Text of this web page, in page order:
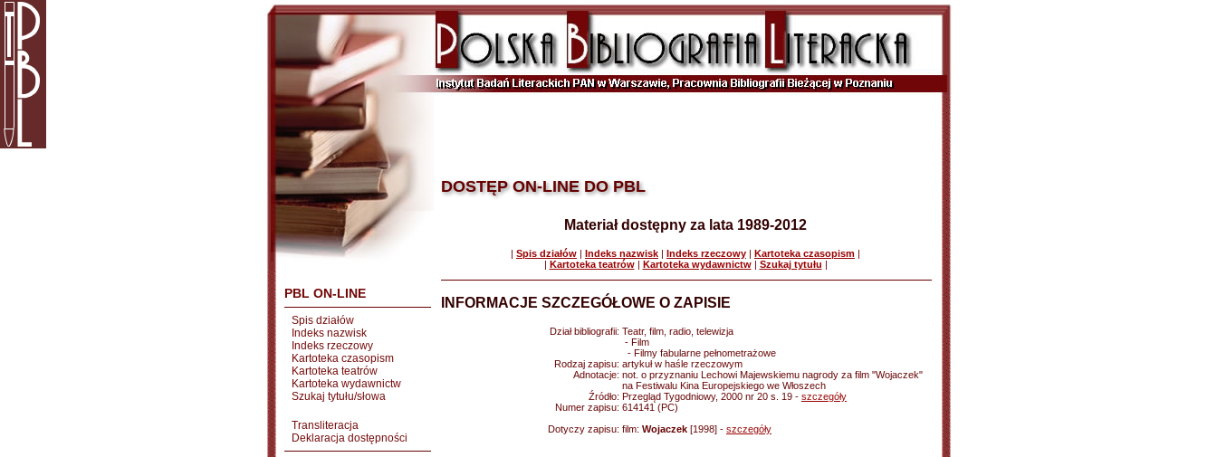
PBL ON-LINE
Spis działów
Indeks nazwisk
Indeks rzeczowy
Kartoteka czasopism
Kartoteka teatrów
Kartoteka wydawnictw
Szukaj tytułu/słowa
Transliteracja
Deklaracja dostępności
DOSTĘP ON-LINE DO PBL
Materiał dostępny za lata 1989-2012
| Spis działów | Indeks nazwisk | Indeks rzeczowy | Kartoteka czasopism |
| Kartoteka teatrów| Kartoteka wydawnictw| Szukaj tytułu |
INFORMACJE SZCZEGÓŁOWE O ZAPISIE
Dział bibliografii: Teatr, film, radio, telewizja
- Film
- Filmy fabularne pełnometrażowe
Rodzaj zapisu: artykuł w haśle rzeczowym
Adnotacje: not. o przyznaniu Lechowi Majewskiemu nagrody za film "Wojaczek"
na Festiwalu Kina Europejskiego we Włoszech
Źródło: Przegląd Tygodniowy, 2000 nr 20 s. 19 - szczegóły
Numer zapisu: 614141 (PC)
Dotyczy zapisu: film: Wojaczek [1998] - szczegóły